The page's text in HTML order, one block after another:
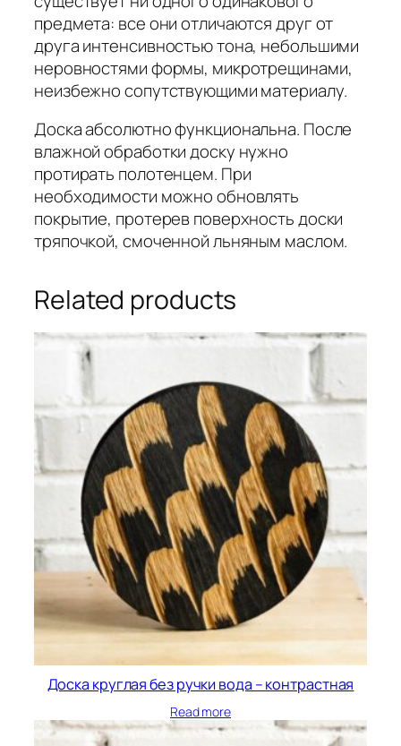
предмета: все они отличаются друг от
друга интенсивностью тона, небольшими
неровностями формы, микротрещинами,
неизбежно сопутствующими материалу.
Доска абсолютно функциональна. После
влажной обработки доску нужно
протирать полотенцем. При
необходимости можно обновлять
покрытие, протерев поверхность доски
тряпочкой, смоченной льняным маслом.
Related products
Доска круглая без ручки вода – контрастная
Read more